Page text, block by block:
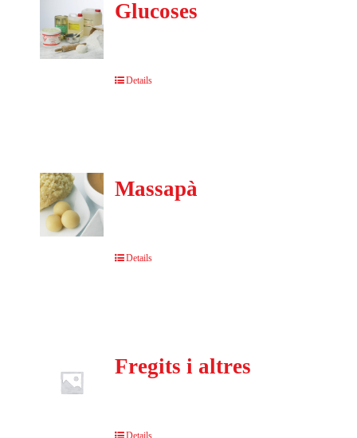
Glucoses
Details
Massapà
Details
Fregits i altres
Details